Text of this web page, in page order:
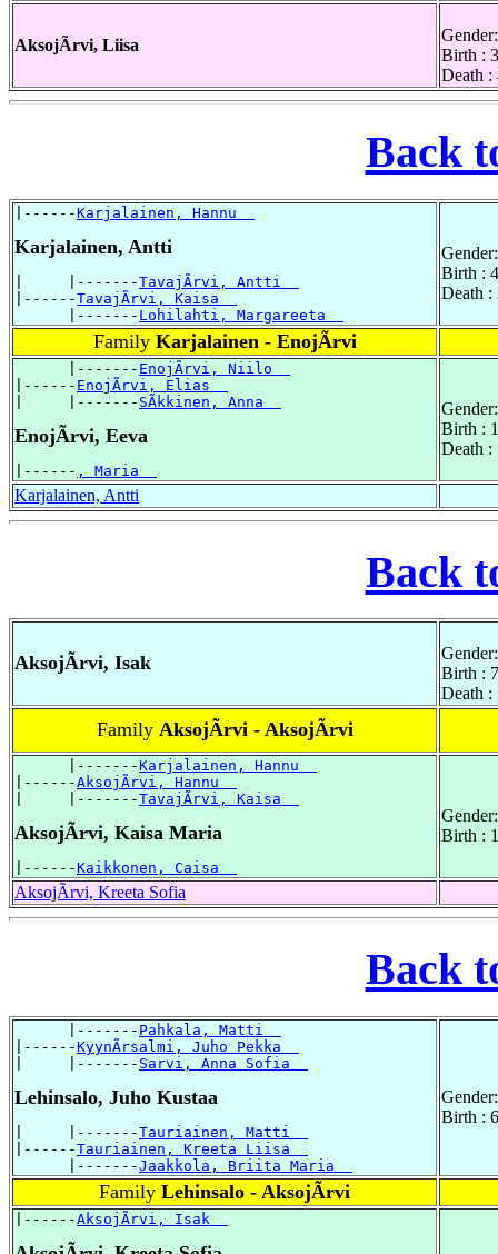
AksojÃrvi, Liisa
Birth :
Death :
Back
|------Karjalainen, Hannu
Karjalainen, Antti
|     |-------TavajÃrvi, Antti
|------TavajÃrvi, Kaisa
      |-------
Lohilahti, Margareeta
Birth :
Death :
Family Karjalainen - EnojÃrvi
      |-------
EnojÃrvi, Niilo
|------ EnojÃrvi, Elias
|     |------- SÃkkinen, Anna
EnojÃrvi, Eeva
|------ , Maria
Birth :
Death :
Karjalainen, Antti
Back
AksojÃrvi, Isak
Birth :
Death :
Family AksojÃrvi - AksojÃrvi
      |-------
Karjalainen, Hannu
|------AksojÃrvi, Hannu
|     |-------TavajÃrvi, Kaisa
AksojÃrvi, Kaisa Maria
|------Kaikkonen, Caisa
Birth :
AksojÃrvi, Kreeta Sofia
Back
      |-------
Pahkala, Matti
|------KyynÃrsalmi, Juho Pekka
|     |------- Sarvi, Anna Sofia
Lehinsalo, Juho Kustaa
|     |-------Tauriainen, Matti
|------Tauriainen, Kreeta Liisa
      |-------
Jaakkola, Briita Maria
Birth :
Family Lehinsalo - AksojÃrvi
|------AksojÃrvi, Isak